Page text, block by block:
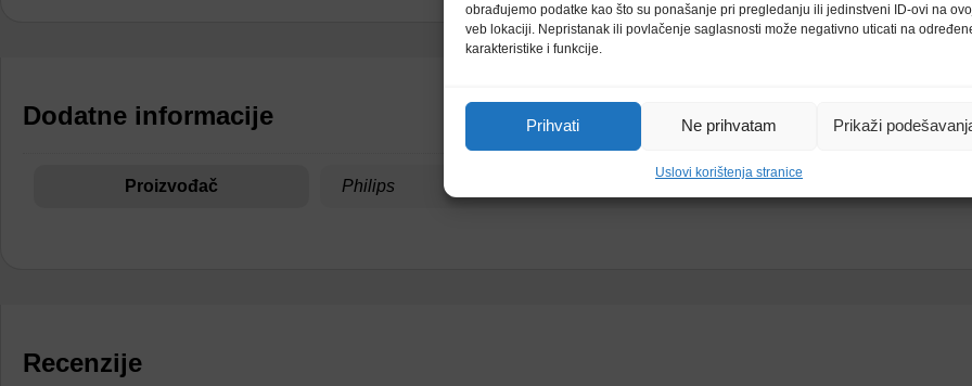
obrađujemo podatke kao što su ponašanje pri pregledanju ili jedinstveni ID-ovi na
veb lokaciji. Nepristanak ili povlačenje saglasnosti može negativno uticati na
karakteristike i funkcije.
Prihvati Ne prihvatam Prikaži
Uslovi korištenja stranice
Dodatne informacije
Proizvođač Philips
Recenzije